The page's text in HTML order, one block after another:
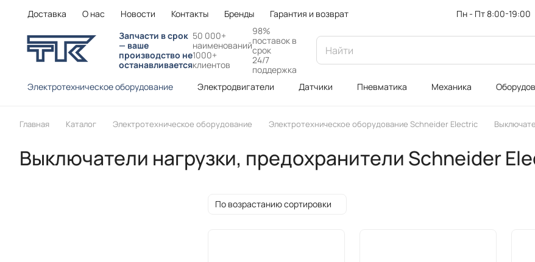
Доставка О нас Новости Контакты Бренды Гарантия и возврат Пн - Пт 8:00-19:00
Запчасти в срок
— ваше
производство не
останавливается
50 000+
наименований
1000+
клиентов
98%
поставок в
срок
24/7
поддержка
Электротехническое оборудование Электродвигатели Датчики Пневматика Механика
Главная Каталог Электротехническое оборудование Электротехническое оборудование Schneider Electric
Выключатели нагрузки, предохранители Schneider
По возрастанию сортировки